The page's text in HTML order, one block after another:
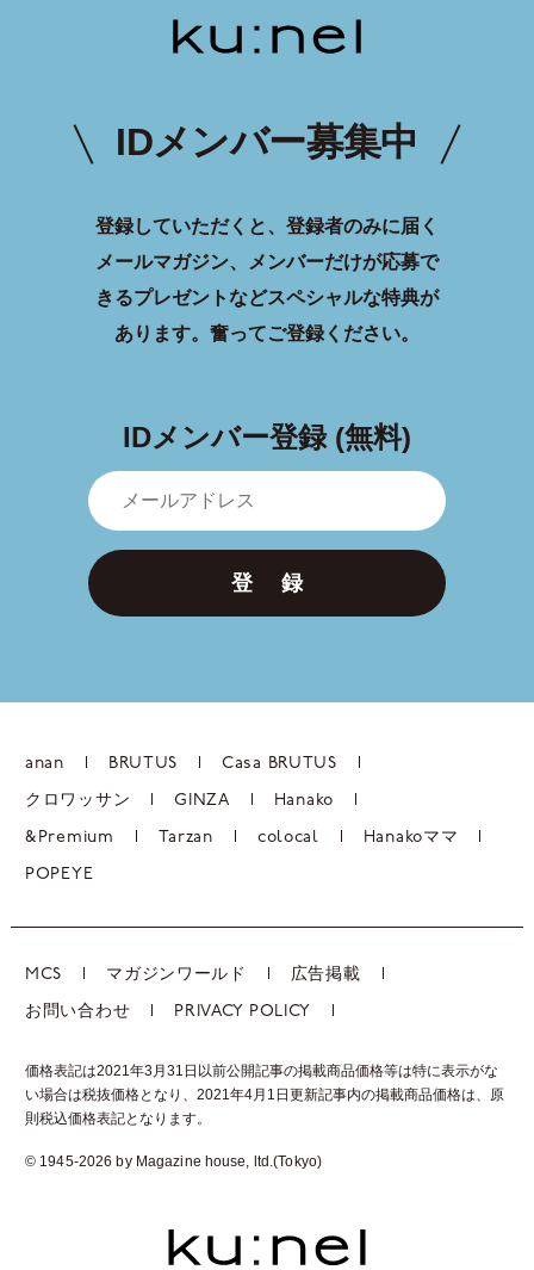
IDメンバー募集中
登録していただくと、登録者のみに届く
メールマガジン、メンバーだけが応募で
きるプレゼントなどスペシャルな特典が
あります。 奮ってご登録ください。
IDメンバー登録 (無料)
登 録
anan BRUTUS Casa BRUTUS
クロワッサン GINZA Hanako
&Premium Tarzan colocal Hanakoママ
POPEYE
MCS マガジンワールド 広告掲載
お問い合わせ PRIVACY POLICY
価格表記は2021年3月31日以前公開記事の掲載商品価格等は特に表示がな
い場合は税抜価格となり、2021年4月1日更新記事内の掲載商品価格は、 原
則税込価格表記となります。
© 1945-2026 by Magazine house, ltd.(Tokyo)